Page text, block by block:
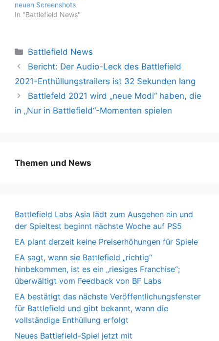
neuen Screenshots
In "Battlefield News"
Kategorien
Battlefield News
Bericht: Der Audio-Leck des Battlefield
2021-Enthüllungstrailers ist 32 Sekunden lang
Battlefeld 2021 wird „neue Modi“ haben, die
in „Nur in Battlefield“-Momenten spielen
Themen und News
Battlefield Labs Asia lädt zum Ausgehen ein und
der Spieltest beginnt nächste Woche auf PS5
EA plant derzeit keine Preiserhöhungen für Spiele
EA sagt, wenn sie Battlefield „richtig“
hinbekommen, ist es ein „riesiges Franchise“;
überwältigt vom Feedback von BF Labs
EA bestätigt das nächste Veröffentlichungsfenster
für Battlefield und gibt bekannt, wann die
vollständige Enthüllung erfolgt
Neues Battlefield-Spiel jetzt mit